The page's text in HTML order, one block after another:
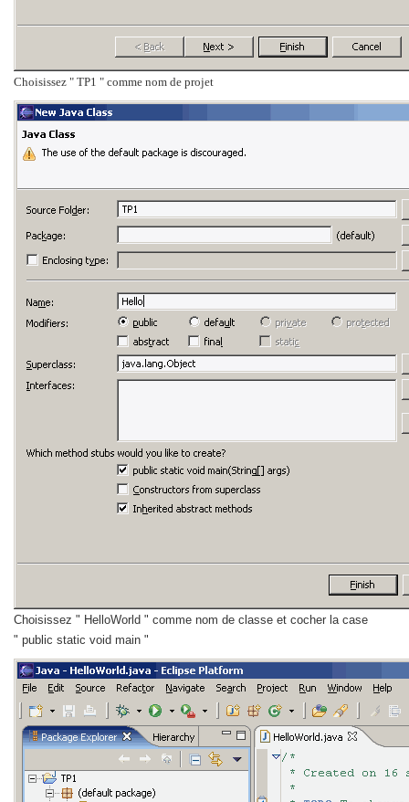
Choisissez " TP1 " comme nom de projet
Choisissez " HelloWorld " comme nom de classe et cocher la case
" public static void main "